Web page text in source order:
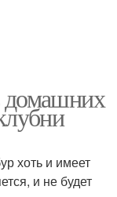
домашних
хоть и имеет
и не будет